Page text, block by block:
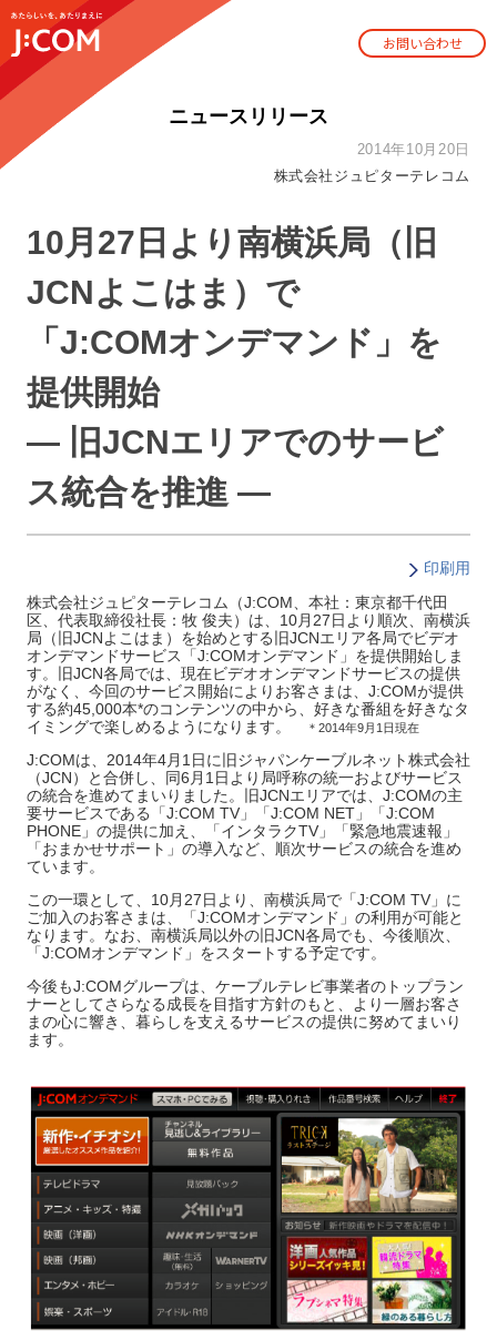
お問い合わせ
ニュースリリース
2014年10月20日
株式会社ジュピターテレコム
10月27日より南横浜局（旧
JCNよこはま）で
「J:COMオンデマンド」を
提供開始
― 旧JCNエリアでのサービ
ス統合を推進 ―
印刷用
株式会社ジュピターテレコム（J:COM、本社：東京都千代田
区、代表取締役社長：牧 俊夫）は、10月27日より順次、南横浜
局（旧JCNよこはま）を始めとする旧JCNエリア各局でビデオ
オンデマンドサービス「J:COMオンデマンド」を提供開始しま
す。旧JCN各局では、現在ビデオオンデマンドサービスの提供
がなく、今回のサービス開始によりお客さまは、J:COMが提供
する約45,000本*のコンテンツの中から、好きな番組を好きなタ
イミングで楽しめるようになります。
＊2014年9月1日現在
J:COMは、2014年4月1日に旧ジャパンケーブルネット株式会社
（JCN）と合併し、同6月1日より局呼称の統一およびサービス
の統合を進めてまいりました。旧JCNエリアでは、J:COMの主
要サービスである「J:COM TV」「J:COM NET」「J:COM
PHONE」の提供に加え、「インタラクTV」「緊急地震速報」
「おまかせサポート」の導入など、順次サービスの統合を進め
ています。
この一環として、10月27日より、南横浜局で「J:COM TV」に
ご加入のお客さまは、「J:COMオンデマンド」の利用が可能と
なります。なお、南横浜局以外の旧JCN各局でも、今後順次、
「J:COMオンデマンド」をスタートする予定です。
今後もJ:COMグループは、ケーブルテレビ事業者のトップラン
ナーとしてさらなる成長を目指す方針のもと、より一層お客さ
まの心に響き、暮らしを支えるサービスの提供に努めてまいり
ます。